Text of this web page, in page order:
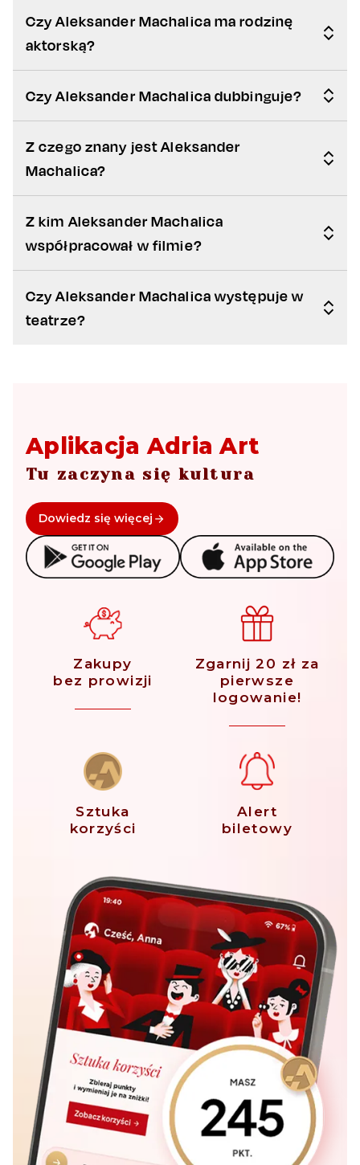
Czy Aleksander Machalica ma rodzinę
aktorską?
Czy Aleksander Machalica dubbinguje?
Z czego znany jest Aleksander
Machalica?
Z kim Aleksander Machalica
współpracował w filmie?
Czy Aleksander Machalica występuje w
teatrze?
Aplikacja Adria Art
Tu zaczyna się kultura
Dowiedz się więcej
Zakupy
bez prowizji
Zgarnij 20 zł za
pierwsze
logowanie!
Sztuka
korzyści
Alert
biletowy